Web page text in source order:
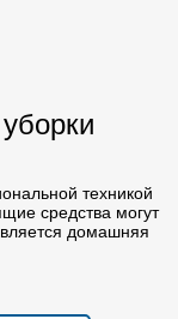
техникой
средства могут
домашняя